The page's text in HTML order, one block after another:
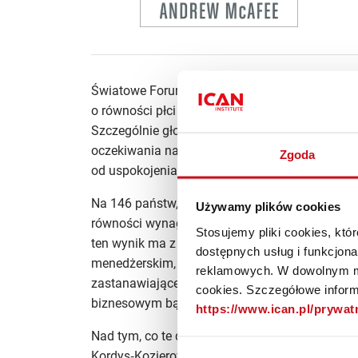
Zgoda
Używamy plików cookies
Stosujemy pliki cookies,
dostępnych usług i
reklamowych. W dowolnym
cookies. Szczegółowe
https://www.ican.pl/
Światowe Forum Ekonomiczne co roku
o równości płci w czterech obszarach:
Szczególnie głośno zrobiło się o tej publikacji
oczekiwania na moment zaniknięcia
od uspokojenia się epidemii COVID‑19 wynik
Na 146 państw, które uwzględnia raport,
równości wynagrodzeń otrzymywanych za tę
ten wynik ma z pewnością fakt, że jedynie
menedżerskim, a wśród członków zarządów
zastanawiające, gdy weźmiemy pod uwagę, że
biznesowym bądź administracyjnym, to
Nad tym, co te dane mówią o polskim rynku